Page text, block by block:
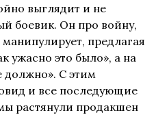
выглядит и не
боевик. Он про войну,
предлагая
ужасно это было», а на
должно». С этим
и все последующие
растянули продакшен